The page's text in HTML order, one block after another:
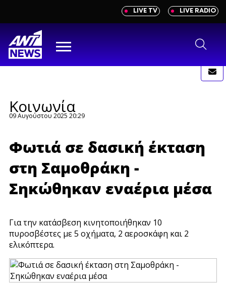
content
LIVE TV LIVE RADIO
Κοινωνία
09 Αυγούστου 2025 20:29
Φωτιά σε δασική έκταση
στη Σαμοθράκη -
Σηκώθηκαν εναέρια μέσα
Για την κατάσβεση κινητοποιήθηκαν 10
πυροσβέστες με 5 οχήματα, 2 αεροσκάφη και 2
ελικόπτερα.